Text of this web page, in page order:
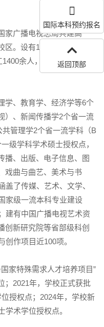
家广播电视总局共建高
。设有18个学院及教学
余人，其中国家级、省
学、教育学、经济学等6个
）、新闻传播学2个省一流
管理学2个省一流学科（B
级学科学术硕士授权点，
播、出版、电子信息、图
戏曲与曲艺、美术与书
盖了传媒、艺术、文学、
家级一流本科专业建设
建有中国广播电视艺术资
创新研究院等省部级科创
作项目近100项。
家特殊需求人才培养项目”
；2021年，学校正式获批
授权点；2024年，学校新
学术学位授权点。
国际本科预约报名
返回顶部